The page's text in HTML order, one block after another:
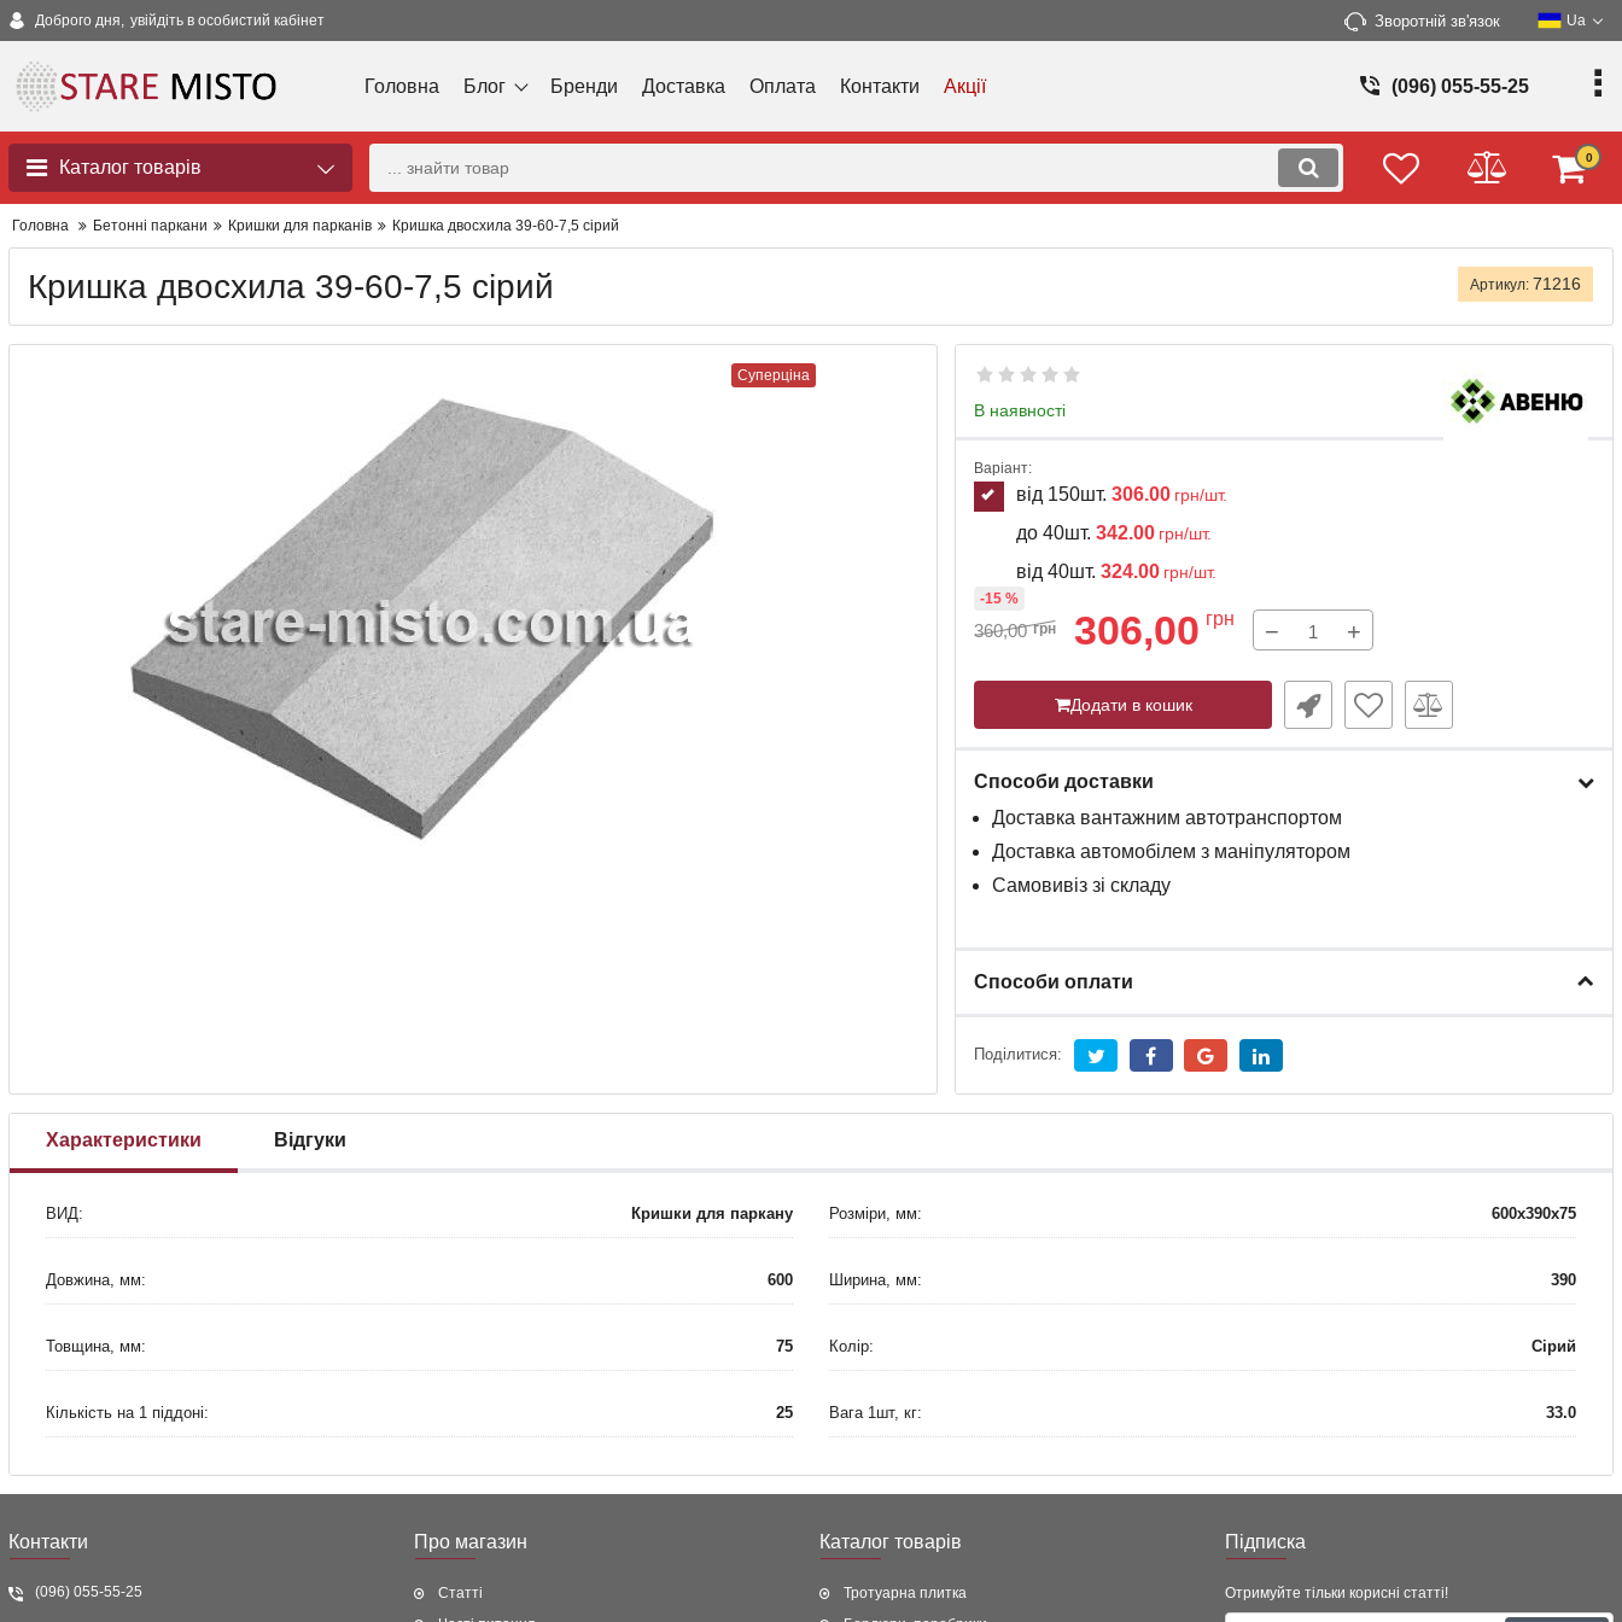
Доброго дня, увійдіть в особистий кабінет Зворотній зв'язок Ua
Головна Блог Бренди Доставка Оплата Контакти Акції (096) 055-55-25
Каталог товарів 0
Головна Бетонні паркани Кришки для парканів Кришка двосхила 39-60-7,5 сірий
Кришка двосхила 39-60-7,5 сірий Артикул: 71216
Суперціна
В наявності
Варіант:
від 150шт. 306.00 грн/шт.
до 40шт. 342.00 грн/шт.
від 40шт. 324.00 грн/шт.
360,00 грн 306,00 грн
-15 %
− +
Додати в кошик
Способи доставки
Доставка вантажним автотранспортом
Доставка автомобілем з маніпулятором
Самовивіз зі складу
Способи оплати
Поділитися:
Характеристики Відгуки
ВИД: Кришки для паркану Розміри, мм: 600x390x75
Довжина, мм: 600 Ширина, мм: 390
Товщина, мм: 75 Колір: Сірий
Кількість на 1 піддоні: 25 Вага 1шт, кг: 33.0
Контакти
(096) 055-55-25
Про магазин
Статті
Каталог товарів
Тротуарна плитка
Підписка
Отримуйте тільки корисні статті!